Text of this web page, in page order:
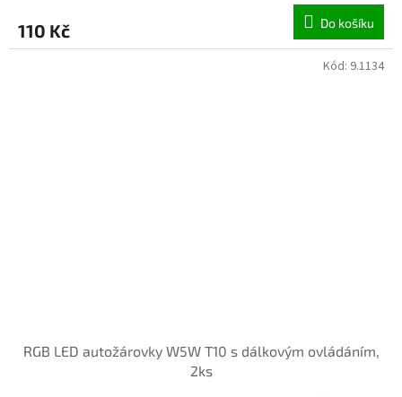
110 Kč Do košíku
RGB LED autožárovky W5W T10 s dálkovým ovládáním,
2ks
Kód: 9.1134